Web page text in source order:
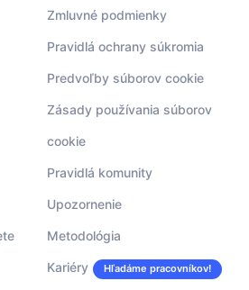
Zmluvné podmienky
Pravidlá ochrany súkromia
Predvoľby súborov cookie
Zásady používania súborov
cookie
Pravidlá komunity
Upozornenie
Metodológia
Kariéry Hľadáme pracovníkov!